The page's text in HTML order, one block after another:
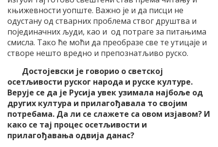
књижевности уопште. Важно је и да писци не
одустану од стварних проблема ствог друштва и
појединачних људи, као и од потраге за питањима
смисла. Тако ће моћи да преобразе све те утицаје и
створе нешто вредно и препознатљиво руско.
Достојевски је говорио о светској
осетљивости руског народа и руске културе.
Верује се да је Русија увек узимала најбоље од
других култура и прилагођавала то својим
потребама. Да ли се слажете са овом изјавом? И
како се тај процес осетљивости и
прилагођавања одвија данас?